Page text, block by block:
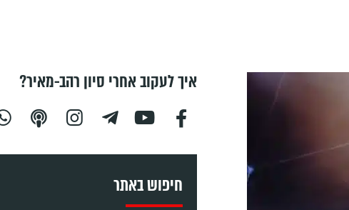
איך לעקוב אחרי סיון רהב-מאיר?
חיפוש באתר